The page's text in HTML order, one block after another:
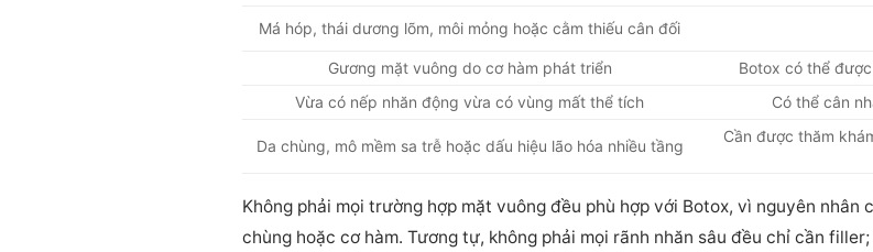
Má hóp, thái dương lõm, môi mỏng hoặc cằm thiếu cân đối
Gương mặt vuông do cơ hàm phát triển
Botox có thể
Vừa có nếp nhăn động vừa có vùng mất thể tích
Có thể cân
Da chùng, mô mềm sa trễ hoặc dấu hiệu lão hóa nhiều tầng
Cần được thăm
Không phải mọi trường hợp mặt vuông đều phù hợp với Botox, vì nguyên
chùng hoặc cơ hàm. Tương tự, không phải mọi rãnh nhăn sâu đều chỉ cần